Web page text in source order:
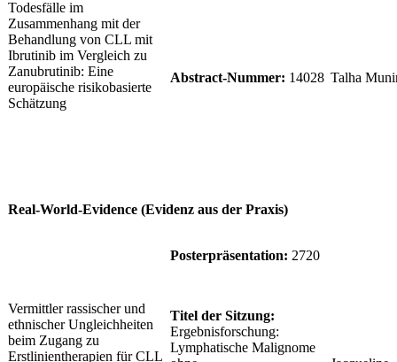
Todesfälle im
Zusammenhang mit der
Behandlung von CLL mit
Ibrutinib im Vergleich zu
Zanubrutinib: Eine
europäische risikobasierte
Schätzung
Abstract-Nummer: 14028 Talha
Real-World-Evidence (Evidenz aus der Praxis)
Vermittler rassischer und
ethnischer Ungleichheiten
beim Zugang zu
Erstlinientherapien für CLL
Posterpräsentation: 2720
Titel der Sitzung:
Ergebnisforschung:
Lymphatische Malignome